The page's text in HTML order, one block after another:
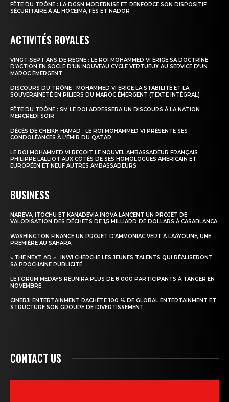
FÊTE DU TRÔNE : LA DGSN MODERNISE ET RENFORCE SON DISPOSITIF
SÉCURITAIRE À AL HOCEÏMA, FÈS ET NADOR
ACTIVITÉS ROYALES
VINGT-SEPT ANS DE RÈGNE : LE ROI MOHAMMED VI ÉRIGE SA DOCTRINE
D’ACTION EN SOCLE D’UN NOUVEAU CYCLE VERTUEUX AU SERVICE D’UN
MAROC ÉMERGENT
DISCOURS DU TRÔNE : MOHAMMED VI ÉRIGE LA STABILITÉ ET LA
SOUVERAINETÉ EN PILIERS DU MAROC ÉMERGENT (TEXTE INTÉGRAL)
FÊTE DU TRÔNE : SM LE ROI ADRESSERA UN DISCOURS À LA NATION
MERCREDI SOIR
DÉCÈS DE CHEIKH HAMAD : LE ROI MOHAMMED VI PRÉSENTE SES
CONDOLÉANCES À L’ÉMIR DU QATAR
LE ROI MOHAMMED VI REÇOIT LE NOUVEL AMBASSADEUR FRANÇAIS
PHILIPPE LALLIOT AUX CÔTÉS DE SES HOMOLOGUES AMÉRICAIN ET
EUROPÉEN ET NEUF AUTRES AMBASSADEURS
BUSINESS
NAREVA, ITOCHU ET KANADEVIA INOVA LANCENT UN PROJET DE
VALORISATION DES DÉCHETS DE 1,5 MILLIARD DE DOLLARS À CASABLANCA
WASHINGTON FINANCE UN PROJET D’AMMONIAC VERT À LAÂYOUNE, UNE
PREMIÈRE AU SAHARA
« THE NEXT AD » : INWI CHERCHE LES JEUNES TALENTS QUI RÉALISERONT
SA PROCHAINE PUBLICITÉ
LE FORUM MEDAYS RÉUNIRA PLUS DE 8 000 PARTICIPANTS À TANGER EN
NOVEMBRE
CINERJI ENTERTAINMENT RACHÈTE 100 % DE GLOBAL ENTERTAINMENT ET
STRUCTURE SON GROUPE DE DIVERTISSEMENT
CONTACT US